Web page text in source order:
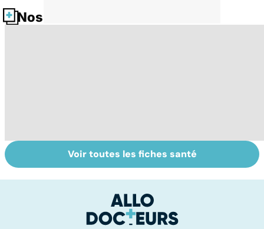
Nos fiches santé
Dérèglement
hormonal : et si
Tout savoir sur
les infections
Voir toutes les fiches santé